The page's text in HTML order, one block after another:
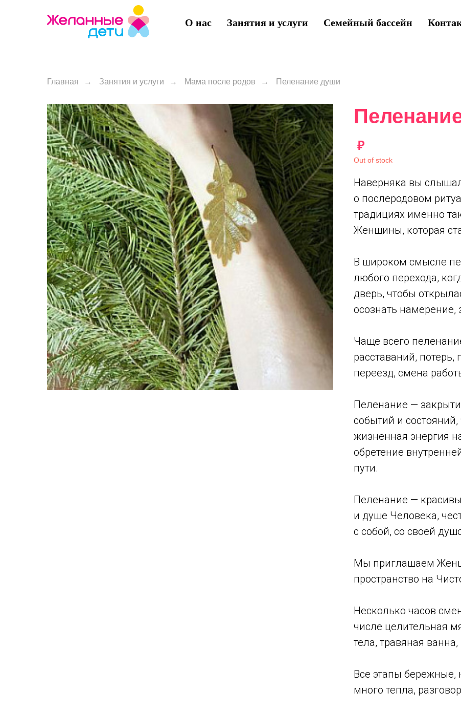
О нас Занятия и услуги Семейный бассейн
Главная → Занятия и услуги → Мама после родов → Пеленание души
₽
Out of stock
Наверняка вы
о послеродовом
традициях именно
Женщины, которая
В широком смысле
любого перехода,
дверь, чтобы
осознать намерение,
Чаще всего
расставаний,
переезд, смена
Пеленание —
событий и
жизненная энергия
обретение
пути.
Пеленание —
и душе Человека,
с собой, со своей
Мы приглашаем
пространство на
Несколько часов
числе целительная
тела, травяная
Все этапы бережные,
много тепла,